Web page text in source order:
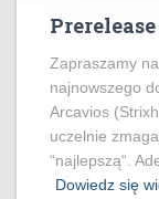
Zapraszamy
najnowszego
Arcavios
uczelnie
“najlepszą“.
Dowiedz się